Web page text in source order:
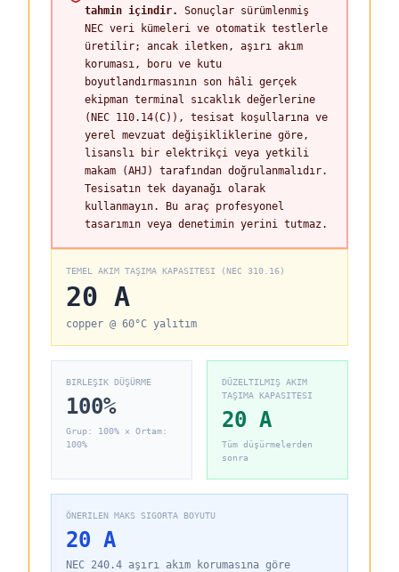
tahmin içindir.
Sonuçlar sürümlenmiş
NEC veri kümeleri ve otomatik testlerle
üretilir; ancak iletken, aşırı akım
koruması, boru ve kutu
boyutlandırmasının son hâli gerçek
ekipman terminal sıcaklık değerlerine
(NEC 110.14(C)), tesisat koşullarına ve
yerel mevzuat değişikliklerine göre,
lisanslı bir elektrikçi veya yetkili
makam (AHJ) tarafından doğrulanmalıdır.
Tesisatın tek dayanağı olarak
kullanmayın. Bu araç profesyonel
tasarımın veya denetimin yerini tutmaz.
TEMEL AKIM TAŞIMA KAPASITESI (NEC 310.16)
20 A
copper @ 60°C yalıtım
BIRLEŞIK DÜŞÜRME
100%
Grup: 100% × Ortam:
100%
DÜZELTILMIŞ AKIM
TAŞIMA KAPASITESI
20 A
Tüm düşürmelerden
sonra
ÖNERILEN MAKS SIGORTA BOYUTU
20 A
NEC 240.4 aşırı akım korumasına göre